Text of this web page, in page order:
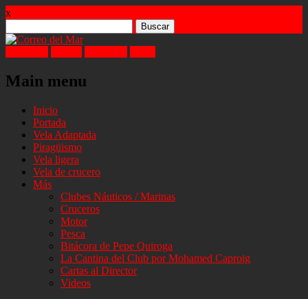
x
Main menu
Skip
content
Inicio
Portada
Vela Adaptada
Piragüismo
Vela ligera
Vela de crucero
Más
Clubes Náuticos / Marinas
Cruceros
Motor
Pesca
Bitácora de Pepe Quiroga
La Cantina del Club por Mohamed Caproig
Cartas al Director
Videos